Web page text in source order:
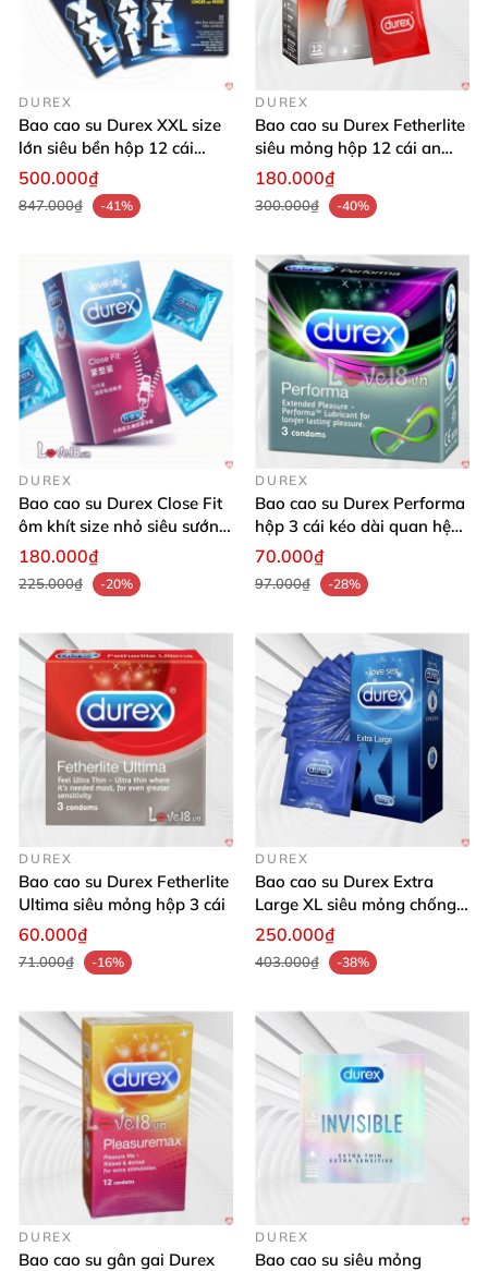
DUREX
Bao cao su Durex XXL size
lớn siêu bền hộp 12 cái
nâng tầm khoái cảm nam
500.000₫
847.000₫ -41%
DUREX
Bao cao su Durex Fetherlite
siêu mỏng hộp 12 cái an
toàn
180.000₫
300.000₫ -40%
DUREX
Bao cao su Durex Close Fit
ôm khít size nhỏ siêu sướng
an toàn
180.000₫
225.000₫ -20%
DUREX
Bao cao su Durex Performa
hộp 3 cái kéo dài quan hệ
siêu mỏng
70.000₫
97.000₫ -28%
DUREX
Bao cao su Durex Fetherlite
Ultima siêu mỏng hộp 3 cái
60.000₫
71.000₫ -16%
DUREX
Bao cao su Durex Extra
Large XL siêu mỏng chống
rách thoải mái an toàn 1
250.000₫
403.000₫ -38%
DUREX
Bao cao su gân gai Durex
DUREX
Bao cao su siêu mỏng